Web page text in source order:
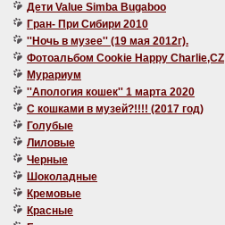
Дети Value Simba Bugaboo
Гран- При Сибири 2010
''Ночь в музее'' (19 мая 2012г).
Фотоальбом Cookie Happy Charlie,CZ
Мурариум
''Апология кошек'' 1 марта 2020
C кошками в музей?!!!! (2017 год)
Голубые
Лиловые
Черные
Шоколадные
Кремовые
Красные